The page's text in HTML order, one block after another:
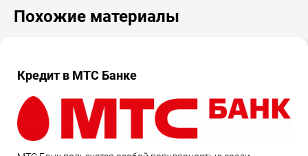
Похожие материалы
Кредит в МТС Банке